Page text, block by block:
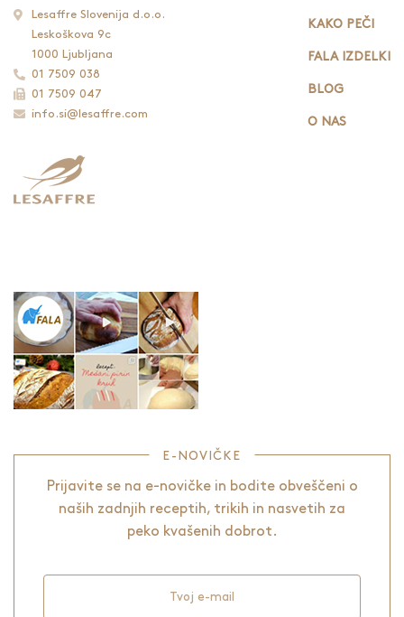
Lesaffre Slovenija d.o.o.
Leskoškova 9c
1000 Ljubljana
01 7509 038
01 7509 047
info.si@lesaffre.com
KAKO PEČI
FALA IZDELKI
BLOG
O NAS
E-NOVIČKE
Prijavite se na e-novičke in bodite obveščeni o
naših zadnjih receptih, trikih in nasvetih za
peko kvašenih dobrot.
Tvoj e-mail